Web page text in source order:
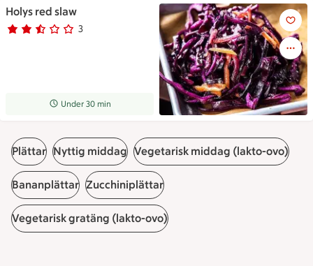
Holys red slaw
Betyg 2.7 av 5. 3
3 personer har röstat
Receptet tar Under 30 min att tillaga
Under 30 min
Holys red slaw
Plättar Nyttig middag Vegetarisk middag (lakto-ovo)
Bananplättar Zucchiniplättar
Vegetarisk gratäng (lakto-ovo)